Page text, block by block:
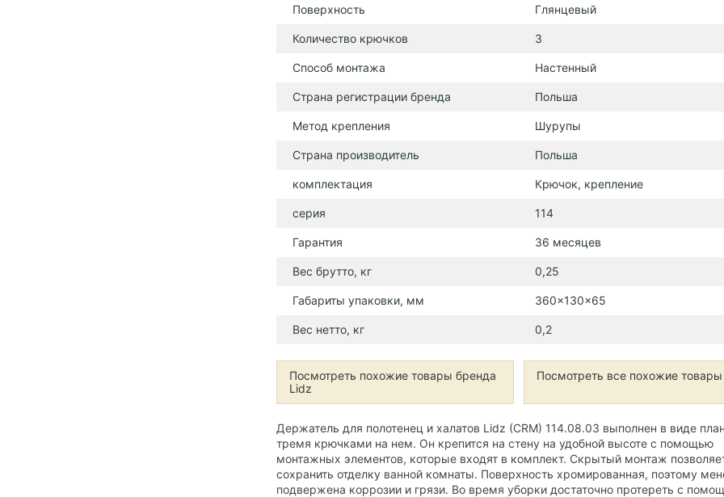
Поверхность Глянцевый
Количество крючков 3
Способ монтажа Настенный
Страна регистрации бренда Польша
Метод крепления Шурупы
Страна производитель Польша
комплектация Крючок, крепление
серия 114
Гарантия 36 месяцев
Вес брутто, кг 0,25
Габариты упаковки, мм 360x130x65
Вес нетто, кг 0,2
Посмотреть похожие товары бренда
Lidz
Посмотреть все похожие товары
Держатель для полотенец и халатов Lidz (CRM) 114.08.03 выполнен в виде
тремя крючками на нем. Он крепится на стену на удобной высоте с помощью
монтажных элементов, которые входят в комплект. Скрытый монтаж
сохранить отделку ванной комнаты. Поверхность хромированная, поэтому
подвержена коррозии и грязи. Во время уборки достаточно протереть с